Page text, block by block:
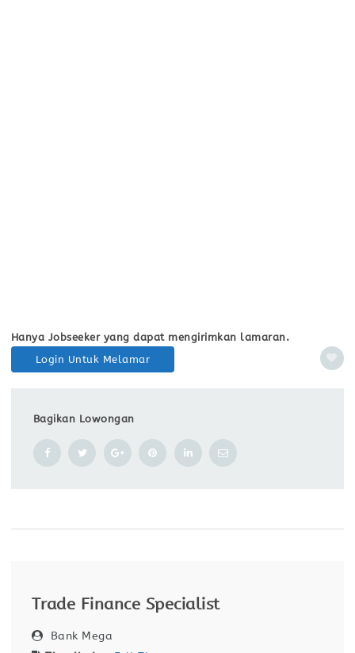
Hanya Jobseeker yang dapat mengirimkan lamaran.
Login Untuk Melamar
Bagikan Lowongan
Trade Finance Specialist
Bank Mega